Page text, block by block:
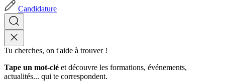
Candidature
Tu cherches, on t'aide à trouver !
Tape un mot-clé et découvre les formations, événements,
actualités... qui te correspondent.